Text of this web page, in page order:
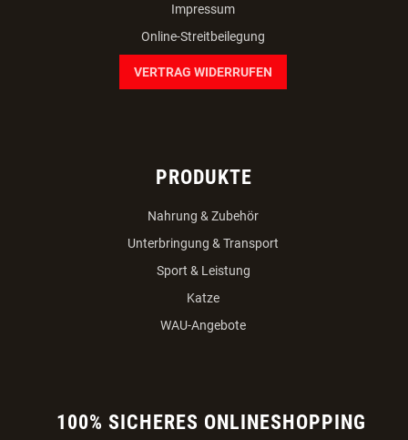
Impressum
Online-Streitbeilegung
VERTRAG WIDERRUFEN
PRODUKTE
Nahrung & Zubehör
Unterbringung & Transport
Sport & Leistung
Katze
WAU-Angebote
100% SICHERES ONLINESHOPPING